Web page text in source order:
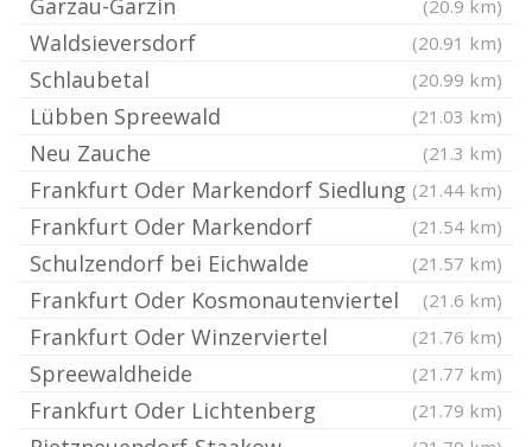
Garzau-Garzin (20.9 km)
Waldsieversdorf (20.91 km)
Schlaubetal (20.99 km)
Lübben Spreewald (21.03 km)
Neu Zauche (21.3 km)
Frankfurt Oder Markendorf Siedlung (21.44 km)
Frankfurt Oder Markendorf (21.54 km)
Schulzendorf bei Eichwalde (21.57 km)
Frankfurt Oder Kosmonautenviertel (21.6 km)
Frankfurt Oder Winzerviertel (21.76 km)
Spreewaldheide (21.77 km)
Frankfurt Oder Lichtenberg (21.79 km)